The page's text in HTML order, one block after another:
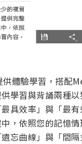
體驗學習，搭配
學習與背誦兩種
具效率」與「最
，依照您的記憶
忘曲線」與「間